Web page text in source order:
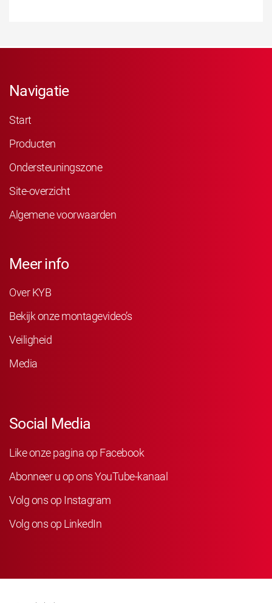
Navigatie
Start
Producten
Ondersteuningszone
Site-overzicht
Algemene voorwaarden
Meer info
Over KYB
Bekijk onze montagevideo’s
Veiligheid
Media
Social Media
Like onze pagina op Facebook
Abonneer u op ons YouTube-kanaal
Volg ons op Instagram
Volg ons op LinkedIn